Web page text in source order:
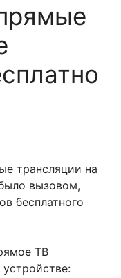
трансляции на
вызовом,
бесплатного
ТВ